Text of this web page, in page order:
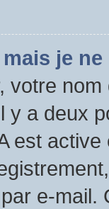
je
votre
y a deux
est
e-mail.